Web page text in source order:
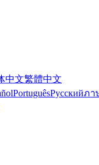
中文繁體中文
PortuguêsРусскийภา